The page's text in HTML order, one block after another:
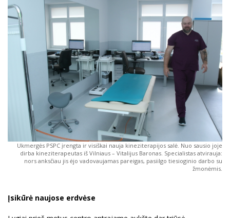
Ukmergės PSPC įrengta ir visiškai nauja kineziterapijos salė. Nuo sausio joje
dirba kineziterapeutas iš Vilniaus – Vitalijus Baronas. Specialistas atvirauja:
nors anksčiau jis ėjo vadovaujamas pareigas, pasiilgo tiesioginio darbo su
žmonėmis.
Įsikūrė naujose erdvėse